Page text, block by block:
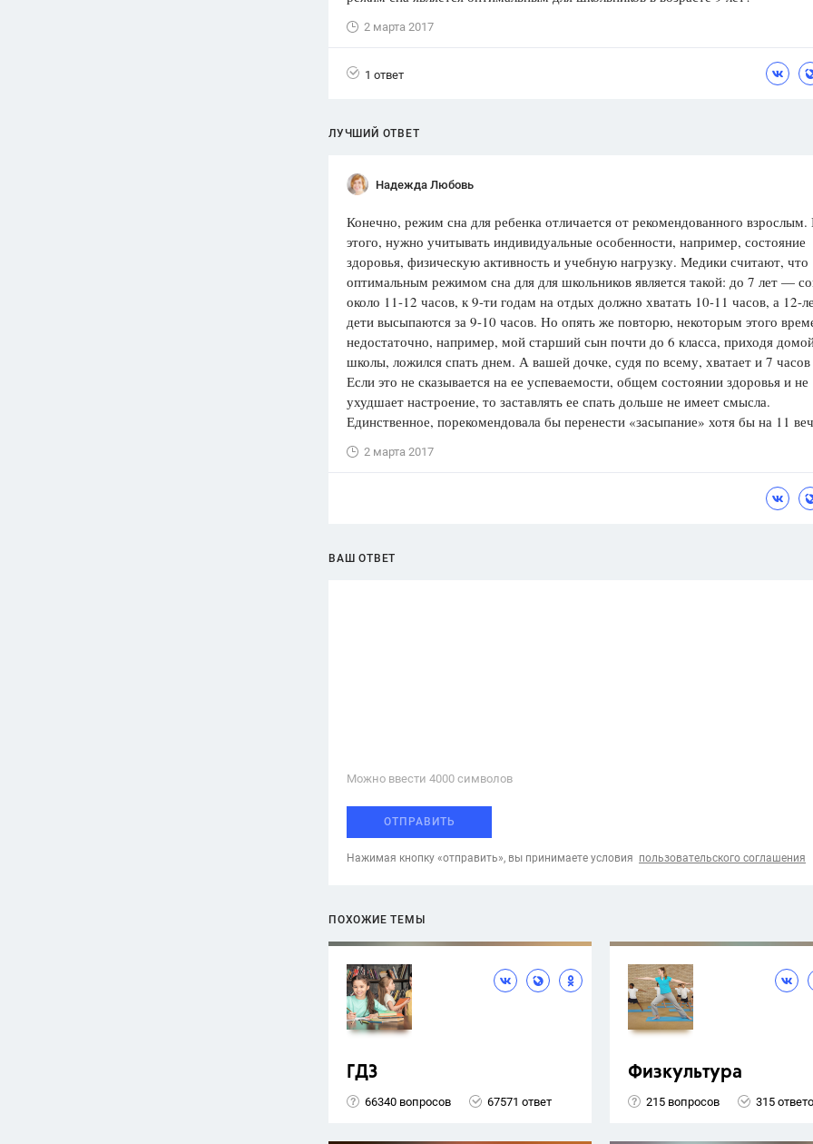
Вузы
Олимпиады
Spotlight
ГИА
Красота,
2 марта 2017
1 ответ
ЛУЧШИЙ ОТВЕТ
Надежда Любовь
Конечно, режим сна для ребенка отличается от рекомендованного
этого, нужно учитывать индивидуальные особенности, например, состояние
здоровья, физическую активность и учебную нагрузку. Медики считают, что
оптимальным режимом сна для для школьников является такой: до 7 лет —
около 11-12 часов, к 9-ти годам на отдых должно хватать 10-11 часов, а 12-
дети высыпаются за 9-10 часов. Но опять же повторю, некоторым этого
недостаточно, например, мой старший сын почти до 6 класса, приходя
школы, ложился спать днем. А вашей дочке, судя по всему, хватает и 7 часов
Если это не сказывается на ее успеваемости, общем состоянии здоровья и не
ухудшает настроение, то заставлять ее спать дольше не имеет смысла.
Единственное, порекомендовала бы перенести «засыпание» хотя бы на 11
2 марта 2017
ВАШ ОТВЕТ
Можно ввести 4000 cимволов
ОТПРАВИТЬ
Нажимая кнопку «отправить», вы принимаете условия пользовательского соглашения
ПОХОЖИЕ ТЕМЫ
ГДЗ
66340 вопросов 67571 ответ
Физкультура
215 вопросов 315